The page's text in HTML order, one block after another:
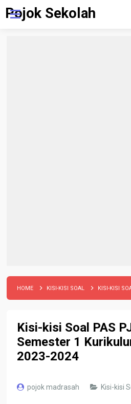
Pojok Sekolah
HOME KISI-KISI SOAL KISI-KISI SOAL PAS PJOK
Kisi-kisi Soal PAS
Semester 1
2023-2024
pojok madrasah Kisi-kisi